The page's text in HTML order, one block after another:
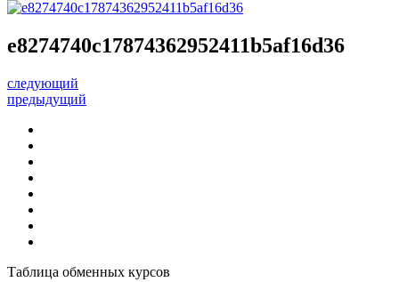
e8274740c17874362952411b5af16d36
следующий
предыдущий
Таблица обменных курсов